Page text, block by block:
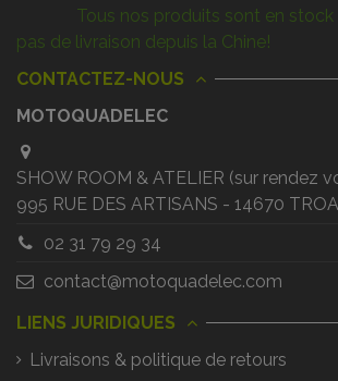
Tous nos produits sont en stock
pas de livraison depuis la Chine!
CONTACTEZ-NOUS
MOTOQUADELEC
SHOW ROOM & ATELIER (sur rendez
995 RUE DES ARTISANS - 14670
02 31 79 29 34
contact@motoquadelec.com
LIENS JURIDIQUES
Livraisons & politique de retours